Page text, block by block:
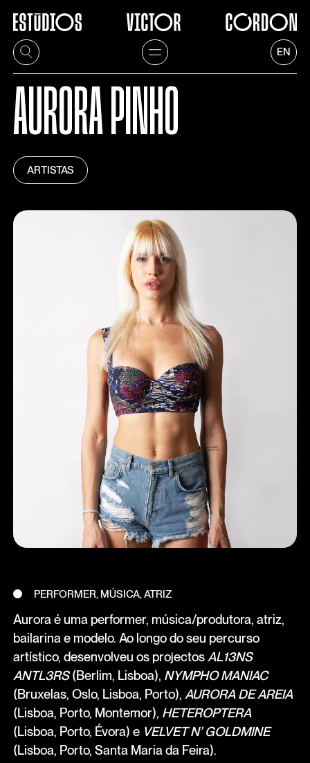
EN
AURORA PINHO
ARTISTAS
PERFORMER, MÚSICA, ATRIZ
Aurora é uma performer, música/produtora, atriz,
bailarina e modelo. Ao longo do seu percurso
artístico, desenvolveu os projectos AL13NS
ANTL3RS(Berlim, Lisboa), NYMPHO MANIAC
(Bruxelas, Oslo, Lisboa, Porto), AURORA DE AREIA
(Lisboa, Porto, Montemor), HETEROPTERA
(Lisboa, Porto, Évora) e VELVET N’ GOLDMINE
(Lisboa, Porto, Santa Maria da Feira).